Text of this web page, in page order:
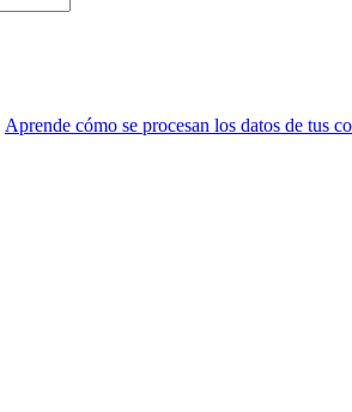
Aprende cómo se procesan los datos de tus